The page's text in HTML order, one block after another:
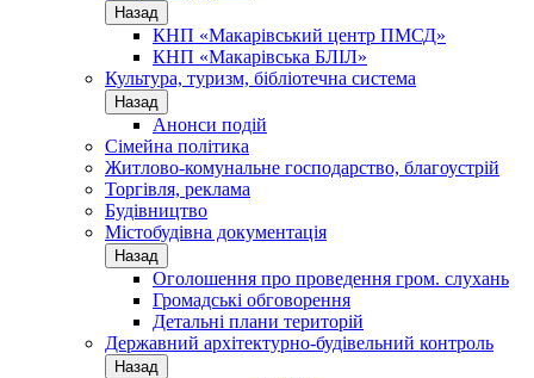
Назад
КНП «Макарівський центр ПМСД»
КНП «Макарівська БЛІЛ»
Культура, туризм, бібліотечна система
Назад
Анонси подій
Сімейна політика
Житлово-комунальне господарство, благоустрій
Торгівля, реклама
Будівництво
Містобудівна документація
Назад
Оголошення про проведення гром. слухань
Громадські обговорення
Детальні плани територій
Державний архітектурно-будівельний контроль
Назад